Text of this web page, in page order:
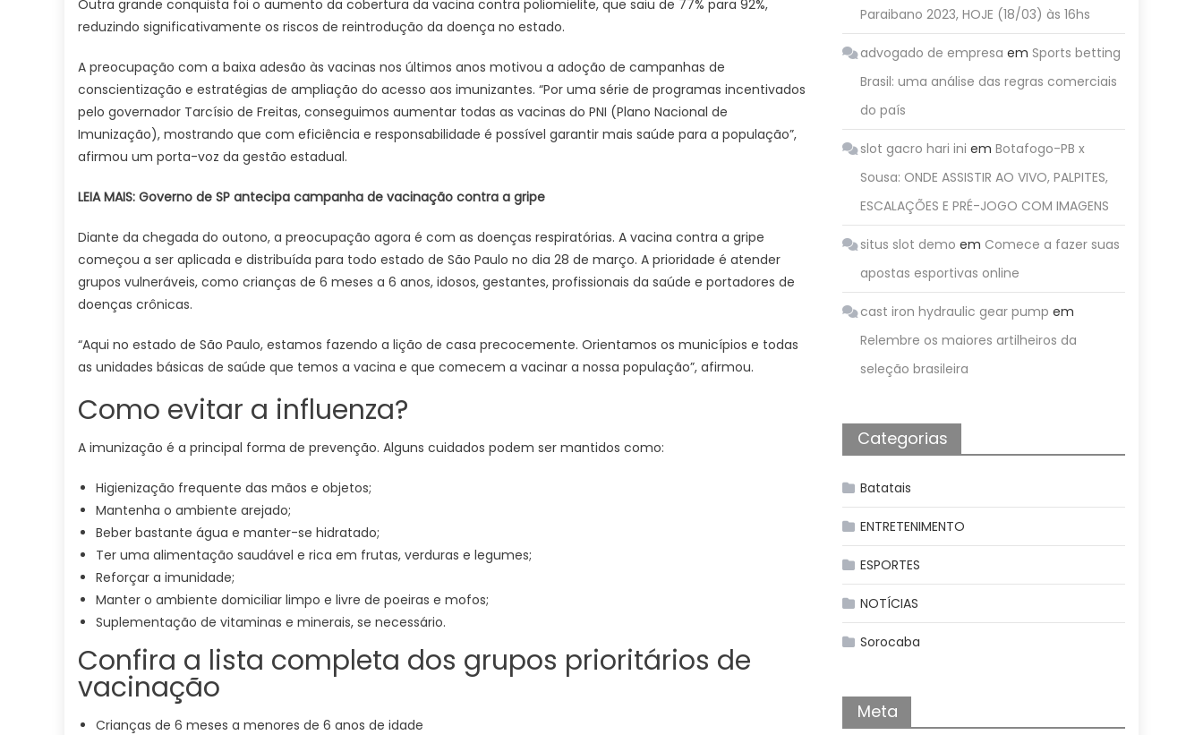
Outra grande conquista foi o aumento da cobertura da vacina contra poliomielite, que saiu de 77% para 92%,
reduzindo significativamente os riscos de reintrodução da doença no estado.
A preocupação com a baixa adesão às vacinas nos últimos anos motivou a adoção de campanhas de
conscientização e estratégias de ampliação do acesso aos imunizantes. “Por uma série de programas incentivados
pelo governador Tarcísio de Freitas, conseguimos aumentar todas as vacinas do PNI (Plano Nacional de
Imunização), mostrando que com eficiência e responsabilidade é possível garantir mais saúde para a população”,
afirmou um porta-voz da gestão estadual.
LEIA MAIS: Governo de SP antecipa campanha de vacinação contra a gripe
Diante da chegada do outono, a preocupação agora é com as doenças respiratórias. A vacina contra a gripe
começou a ser aplicada e distribuída para todo estado de São Paulo no dia 28 de março. A prioridade é atender
grupos vulneráveis, como crianças de 6 meses a 6 anos, idosos, gestantes, profissionais da saúde e portadores de
doenças crônicas.
“Aqui no estado de São Paulo, estamos fazendo a lição de casa precocemente. Orientamos os municípios e todas
as unidades básicas de saúde que temos a vacina e que comecem a vacinar a nossa população”, afirmou.
Como evitar a influenza?
A imunização é a principal forma de prevenção. Alguns cuidados podem ser mantidos como:
Higienização frequente das mãos e objetos;
Mantenha o ambiente arejado;
⁠Beber bastante água e manter-se hidratado;
Ter uma alimentação saudável e rica em frutas, verduras e legumes;
Reforçar a imunidade;
Manter o ambiente domiciliar limpo e livre de poeiras e mofos;
⁠Suplementação de vitaminas e minerais, se necessário.
Confira a lista completa dos grupos prioritários de
vacinação
Crianças de 6 meses a menores de 6 anos de idade
Paraibano 2023, HOJE (18/03) às 16hs
advogado de empresa emSports betting
Brasil: uma análise das regras comerciais
do país
slot gacro hari ini emBotafogo-PB x
Sousa: ONDE ASSISTIR AO VIVO, PALPITES,
ESCALAÇÕES E PRÉ-JOGO COM IMAGENS
situs slot demo em Comece a fazer suas
apostas esportivas online
cast iron hydraulic gear pump em
Relembre os maiores artilheiros da
seleção brasileira
Categorias
Batatais
ENTRETENIMENTO
ESPORTES
NOTÍCIAS
Sorocaba
Meta